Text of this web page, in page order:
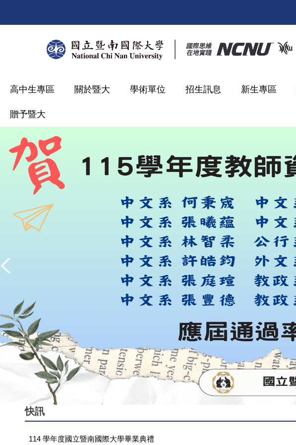
高中生專區 關於暨大 學術單位 招生訊息 新生專區
贈予暨大
快訊
114 學年度國立暨南國際大學畢業典禮